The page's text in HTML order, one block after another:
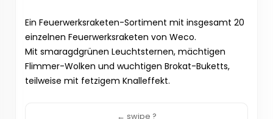
Ein Feuerwerksraketen-Sortiment mit insgesamt 20
einzelnen Feuerwerksraketen von Weco.
Mit smaragdgrünen Leuchtsternen, mächtigen
Flimmer-Wolken und wuchtigen Brokat-Buketts,
teilweise mit fetzigem Knalleffekt.